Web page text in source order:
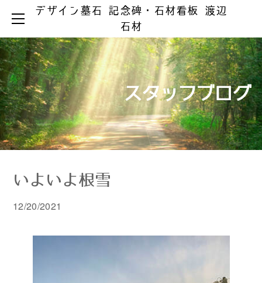
デザイン墓石 記念碑・石材看板 渡辺
石材
スタッフブログ
いよいよ根雪
12/20/2021
HOME
お墓ができるまで
お墓の知識
お手入れとマナー
製品ラインアップ
デザイン墓石
和型墓石
洋型・和洋型墓石
彫刻・石材看板
お墓のリフォーム
リフォーム事例集
器具の取替え
文字の色入れ
メジ補修・積替え
クリーニング
墓じまい
納骨の仕方
会社案内
霊園情報
お問い合わせ